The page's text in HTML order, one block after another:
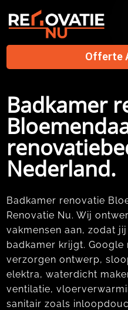
Offerte
Offerte
Badkamer
Nederland.
Badkamer renovatie
Renovatie Nu.​ Wij
vakmensen aan, zodat
badkamer krijgt.​ Google
verzorgen ontwerp,
elektra, waterdicht
ventilatie,
sanitair zoals